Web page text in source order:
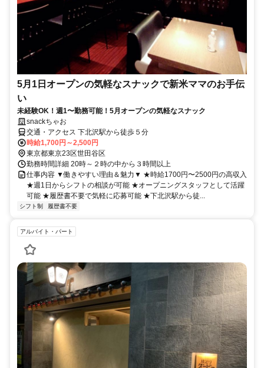
5月1日オープンの気軽なスナックで新米ママのお手伝
い
未経験OK！週1〜勤務可能！5月オープンの気軽なスナック
snackちゃお
交通・アクセス 下北沢駅から徒歩５分
時給1,700円～2,500円
東京都東京23区世田谷区
勤務時間詳細 20時～２時の中から３時間以上
仕事内容 ▼働きやすい理由＆魅力▼ ★時給1700円〜2500円の高収入
★週1日からシフトの相談が可能 ★オープニングスタッフとして活躍
可能 ★履歴書不要で気軽に応募可能 ★下北沢駅から徒...
シフト制 履歴書不要
アルバイト・パート